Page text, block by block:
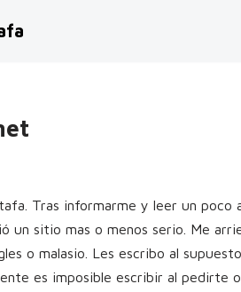
Tras informarme y leer un
un sitio mas o menos serio. Me
o malasio. Les escribo al
es imposible escribir al pedirte